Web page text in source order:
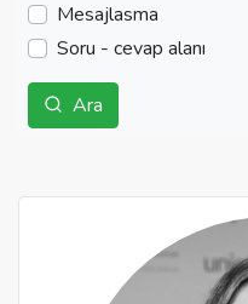
Mesajlasma
Soru - cevap alanı
Ara